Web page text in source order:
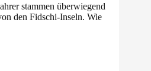
stammen überwiegend
den Fidschi-Inseln. Wie